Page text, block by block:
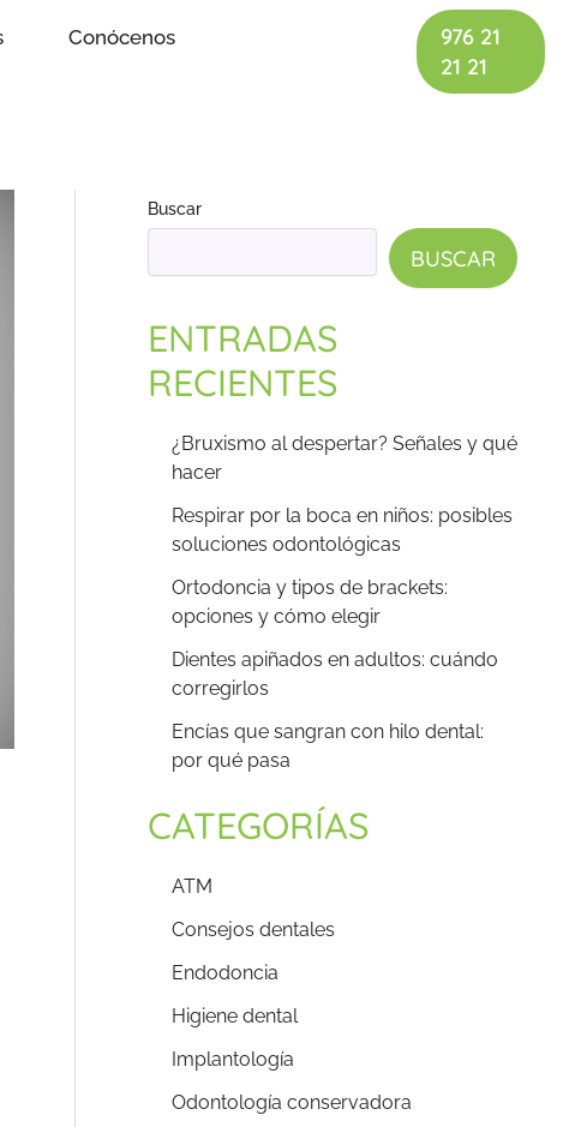
Conócenos
976 21
21 21
Buscar
BUSCAR
ENTRADAS
RECIENTES
¿Bruxismo al despertar? Señales y qué
hacer
Respirar por la boca en niños: posibles
soluciones odontológicas
Ortodoncia y tipos de brackets:
opciones y cómo elegir
Dientes apiñados en adultos: cuándo
corregirlos
Encías que sangran con hilo dental:
por qué pasa
CATEGORÍAS
ATM
Consejos dentales
Endodoncia
Higiene dental
Implantología
Odontología conservadora